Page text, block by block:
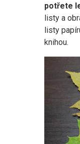
potřete
listy a
listy
knihou.